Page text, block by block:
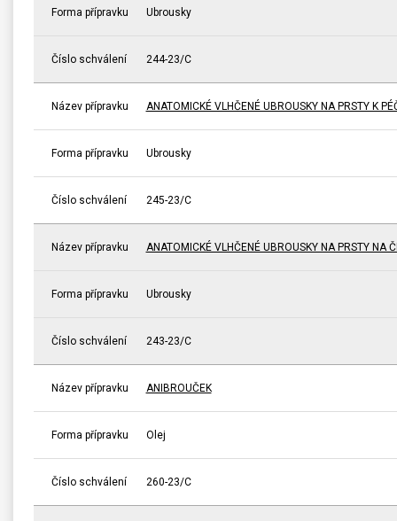
Forma přípravku Ubrousky
Číslo schválení 244-23/C
Název přípravku ANATOMICKÉ VLHČENÉ UBROUSKY NA PRSTY K
Forma přípravku Ubrousky
Číslo schválení 245-23/C
Název přípravku ANATOMICKÉ VLHČENÉ UBROUSKY NA PRSTY NA
Forma přípravku Ubrousky
Číslo schválení 243-23/C
Název přípravku ANIBROUČEK
Forma přípravku Olej
Číslo schválení 260-23/C